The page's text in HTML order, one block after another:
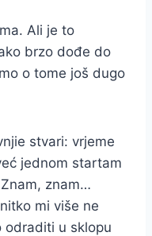
Ali je to
brzo dođe do
o tome još dugo
stvari: vrjeme
jednom startam
znam…
mi više ne
u sklopu